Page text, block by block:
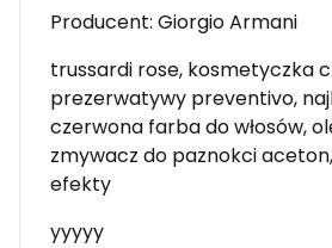
Producent: Giorgio Armani
trussardi rose, kosmetyczka
prezerwatywy preventivo,
czerwona farba do włosów,
zmywacz do paznokci
efekty
yyyyy